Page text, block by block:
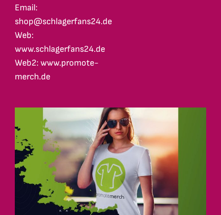
Email:
shop@schlagerfans24.de
Web:
www.schlagerfans24.de
Web2: www.promote-
merch.de